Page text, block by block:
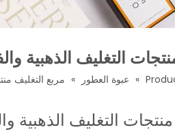
التغليف الذهبية
» عبوة العطور » مربع التغليف
التغليف الذهبية